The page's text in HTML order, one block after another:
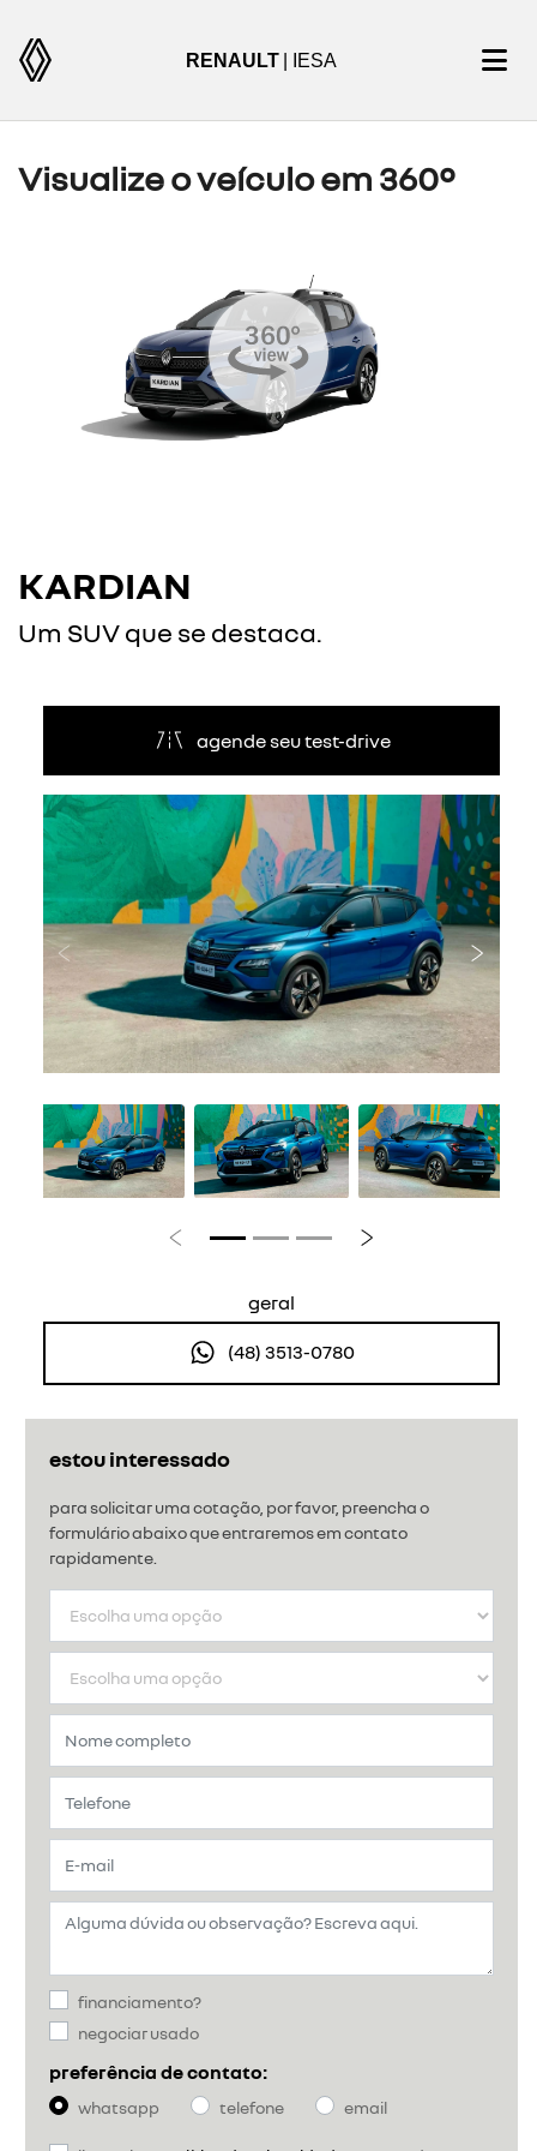
RENAULT | IESA
Visualize o veículo em 360°
KARDIAN
Um SUV que se destaca.
agende seu test-drive
estou interessado
para solicitar uma cotação, por favor, preencha o
formulário abaixo que entraremos em contato
rapidamente.
financiamento?
negociar usado
preferência de contato:
whatsapp telefone email
Anterior
Anterior Próximo
geral
(48) 3513-0780